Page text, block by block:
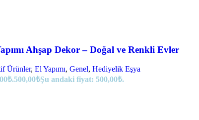
Ahşap Dekor – Doğal ve Renkli Evler
Ürünler, El Yapımı, Genel, Hediyelik Eşya
500,00₺Şu andaki fiyat: 500,00₺.